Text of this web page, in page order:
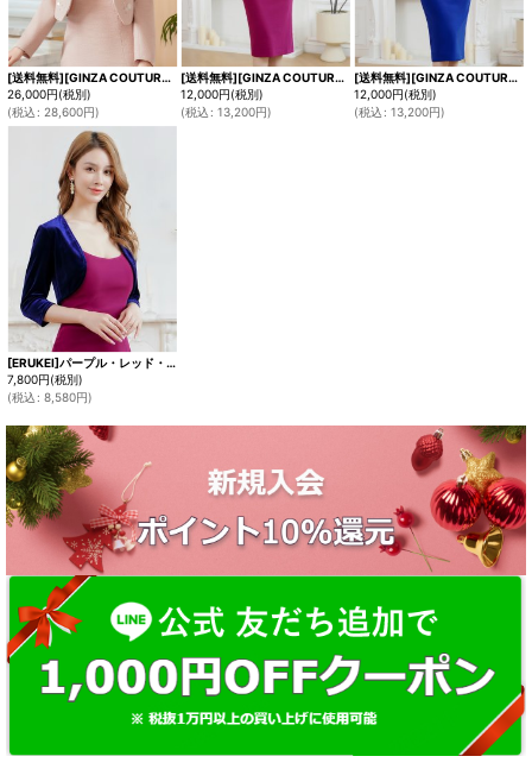
[送料無料][GINZA COUTURE]ピンク・アイボリー・ワンカラー・スプリングツイード・お花・スパンコール・ビーズ・ジャケット[即日発送][大きいサイズあり]
26,000円(税別)
(税込 : 28,600円)
[送料無料][GINZA COUTURE]ブラック・ホワイト・ワンカラー・シンプル・無地・ケープ・ジャケット[即日発送][大きいサイズあり]
12,000円(税別)
(税込 : 13,200円)
[送料無料][GINZA COUTURE]ホワイト・ブラック・ワンカラー・シンプル・無地・ケープ・ジャケット[即日発送][大きいサイズあり]
12,000円(税別)
(税込 : 13,200円)
[ERUKEI]パープル・レッド・7分袖・シンプル・ベルベット・ボレロ[即日発送][大きいサイズあり]
7,800円(税別)
(税込 : 8,580円)